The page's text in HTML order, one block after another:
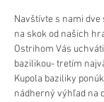
Navštívte s nami
na skok od našich
Ostrihom Vás
bazilikou- tretím
Kupola baziliky
nádherný výhľad na